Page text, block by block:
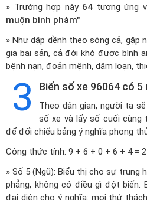
» Trường hợp này 64 tương ứng
muộn bình phàm"
» Như dập dềnh theo sóng cả, gặp
gia bại sản, cả đời khó được bình
bệnh nạn, đoản mệnh, dâm loạn,
3 Biển số xe 96064 có 5
Theo dân gian, người ta
số xe và lấy số cuối
để đối chiếu bảng ý nghĩa phong
Công thức tính: 9 + 6 + 0 + 6 + 4 =
» Số 5 (Ngũ): Biểu thị cho sự trung
phẳng, không có điều gì đột biến.
đại diện cho ý nghĩa: mọi thử